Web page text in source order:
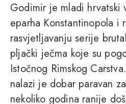
Godimir je mladi hrvatski
eparha Konstantinopola i
rasvjetljavanju serije
pljački ječma koje su
Istočnog Rimskog
nalazi je dobar paravan
nekoliko godina ranije